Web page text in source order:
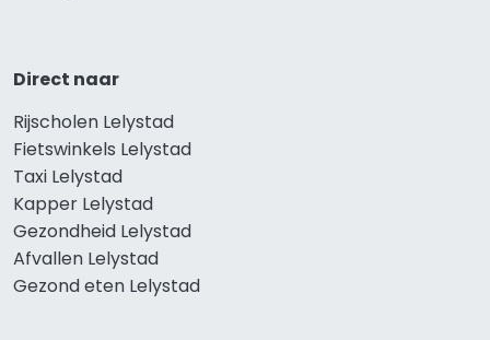
Direct naar
Rijscholen Lelystad
Fietswinkels Lelystad
Taxi Lelystad
Kapper Lelystad
Gezondheid Lelystad
Afvallen Lelystad
Gezond eten Lelystad